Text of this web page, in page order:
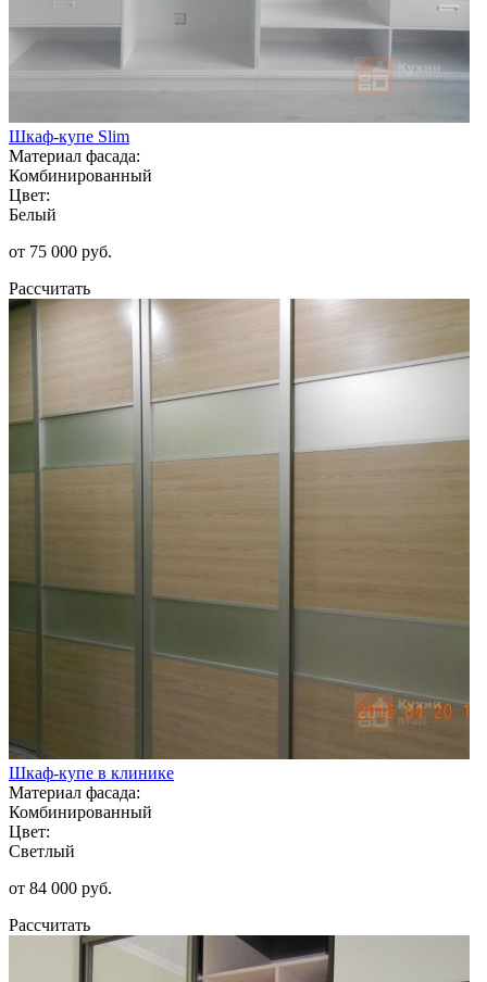
Шкаф-купе Slim
Материал фасада:
Комбинированный
Цвет:
Белый
от 75 000 руб.
Рассчитать
Шкаф-купе в клинике
Материал фасада:
Комбинированный
Цвет:
Светлый
от 84 000 руб.
Рассчитать